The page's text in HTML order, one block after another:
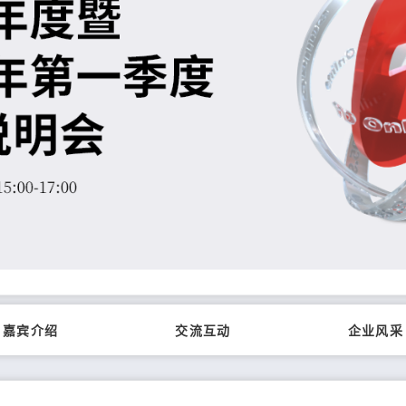
嘉宾介绍 交流互动 企业风采